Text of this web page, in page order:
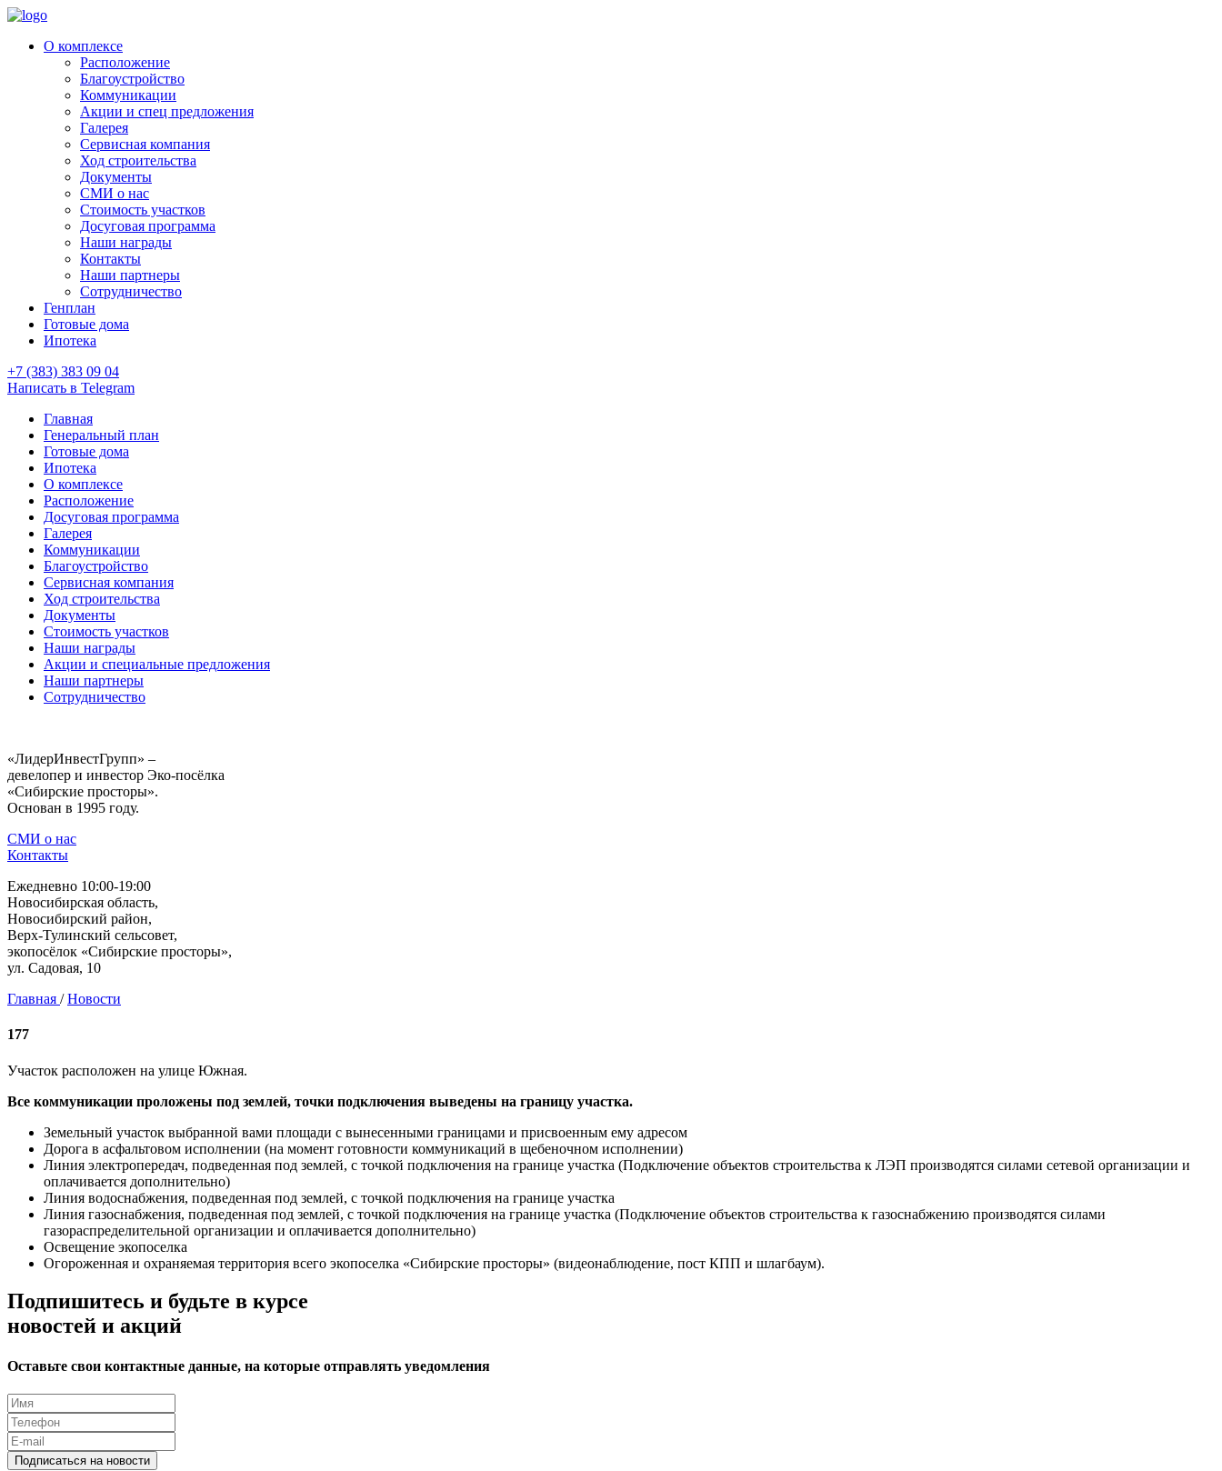
О комплексе
Расположение
Благоустройство
Коммуникации
Акции и спец предложения
Галерея
Сервисная компания
Ход строительства
Документы
СМИ о нас
Стоимость участков
Досуговая программа
Наши награды
Контакты
Наши партнеры
Сотрудничество
Генплан
Готовые дома
Ипотека
+7 (383) 383 09 04
Написать в Telegram
Главная
Генеральный план
Готовые дома
Ипотека
О комплексе
Расположение
Досуговая программа
Галерея
Коммуникации
Благоустройство
Сервисная компания
Ход строительства
Документы
Стоимость участков
Наши награды
Акции и специальные предложения
Наши партнеры
Сотрудничество
«ЛидерИнвестГрупп» –
девелопер и инвестор Эко-посёлка
«Сибирские просторы».
Основан в 1995 году.
СМИ о нас
Контакты
Ежедневно 10:00-19:00
Новосибирская область,
Новосибирский район,
Верх-Тулинский сельсовет,
экопосёлок «Сибирские просторы»,
ул. Садовая, 10
Главная / Новости
177
Участок расположен на улице Южная.
Все коммуникации проложены под землей, точки подключения выведены на границу участка.
Земельный участок выбранной вами площади с вынесенными границами и присвоенным ему адресом
Дорога в асфальтовом исполнении (на момент готовности коммуникаций в щебеночном исполнении)
Линия электропередач, подведенная под землей, с точкой подключения на границе участка (Подключение объектов строительства к ЛЭП производятся силами сетевой организации и
оплачивается дополнительно)
Линия водоснабжения, подведенная под землей, с точкой подключения на границе участка
Линия газоснабжения, подведенная под землей, с точкой подключения на границе участка (Подключение объектов строительства к газоснабжению производятся силами
газораспределительной организации и оплачивается дополнительно)
Освещение экопоселка
Огороженная и охраняемая территория всего экопоселка «Сибирские просторы» (видеонаблюдение, пост КПП и шлагбаум).
Подпишитесь и будьте в курсе
новостей и акций
Оставьте свои контактные данные, на которые отправлять уведомления
Подписаться на новости